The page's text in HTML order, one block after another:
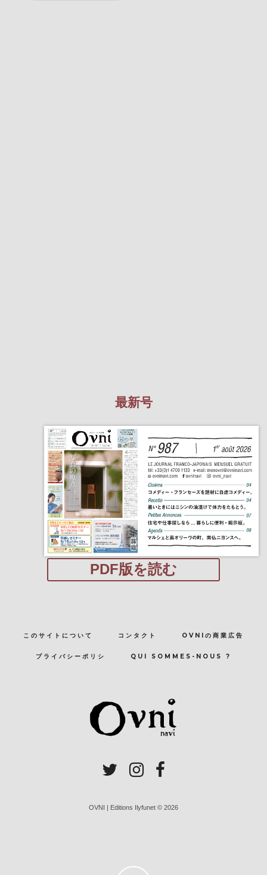
最新号
PDF版を読む
このサイトについて コンタクト OVNIの商業広告
プライバシーポリシ QUI SOMMES-NOUS ?
OVNI | Editions Ilyfunet © 2026